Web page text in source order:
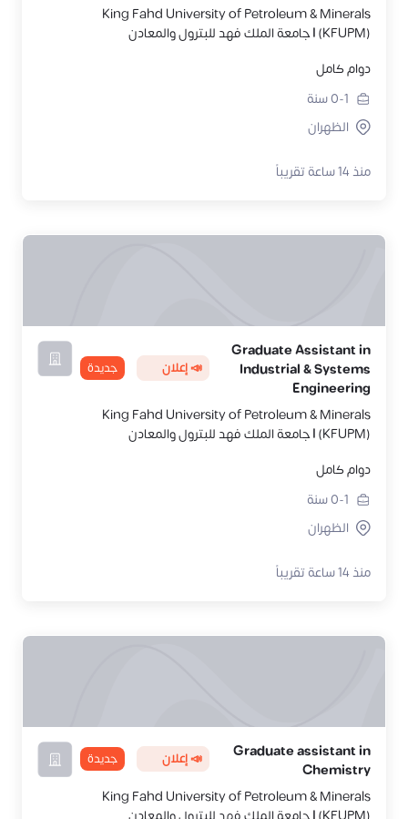
King Fahd University of Petroleum & Minerals
(KFUPM) | جامعة الملك فهد للبترول والمعادن
دوام كامل
0-1سنة
الظهران
منذ 14 ساعة تقريباً
Graduate Assistant in
Industrial & Systems
Engineering
📣 إعلان جديدة
King Fahd University of Petroleum & Minerals
(KFUPM) | جامعة الملك فهد للبترول والمعادن
دوام كامل
0-1سنة
الظهران
منذ 14 ساعة تقريباً
Graduate assistant in
Chemistry
📣 إعلان جديدة
King Fahd University of Petroleum & Minerals